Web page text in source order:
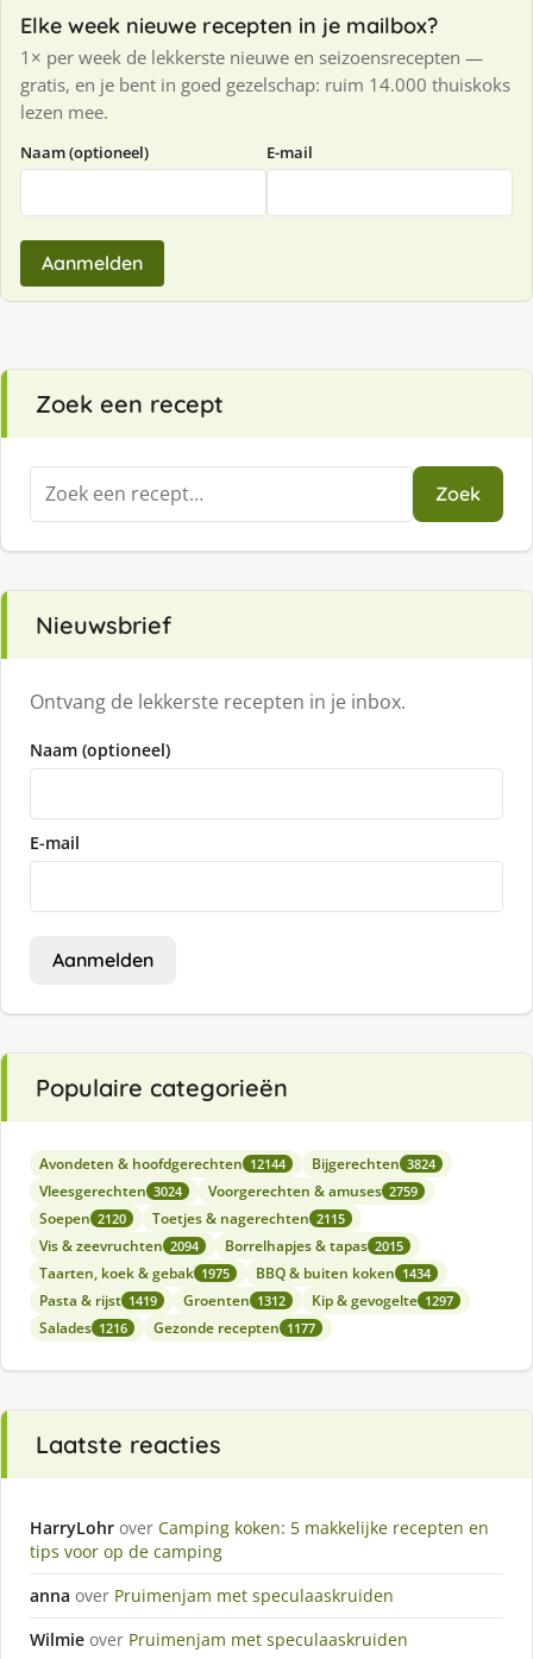
Elke week nieuwe recepten in je mailbox?
1× per week de lekkerste nieuwe en seizoensrecepten —
gratis, en je bent in goed gezelschap: ruim 14.000 thuiskoks
lezen mee.
Naam (optioneel) E-mail
Aanmelden
Zoek een recept
Zoeken
naar:
Zoek
Nieuwsbrief
Ontvang de lekkerste recepten in je inbox.
Naam (optioneel)
E-mail
Aanmelden
Populaire categorieën
Avondeten & hoofdgerechten 12144 Bijgerechten 3824
Vleesgerechten 3024 Voorgerechten & amuses 2759
Soepen 2120 Toetjes & nagerechten 2115
Vis & zeevruchten 2094 Borrelhapjes & tapas 2015
Taarten, koek & gebak 1975 BBQ & buiten koken 1434
Pasta & rijst 1419 Groenten 1312 Kip & gevogelte 1297
Salades 1216 Gezonde recepten 1177
Laatste reacties
HarryLohr over Camping koken: 5 makkelijke recepten en
tips voor op de camping
anna over Pruimenjam met speculaaskruiden
Wilmie over Pruimenjam met speculaaskruiden